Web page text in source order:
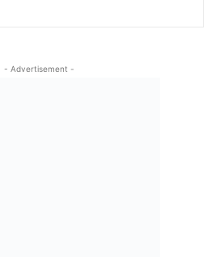
- Advertisement -